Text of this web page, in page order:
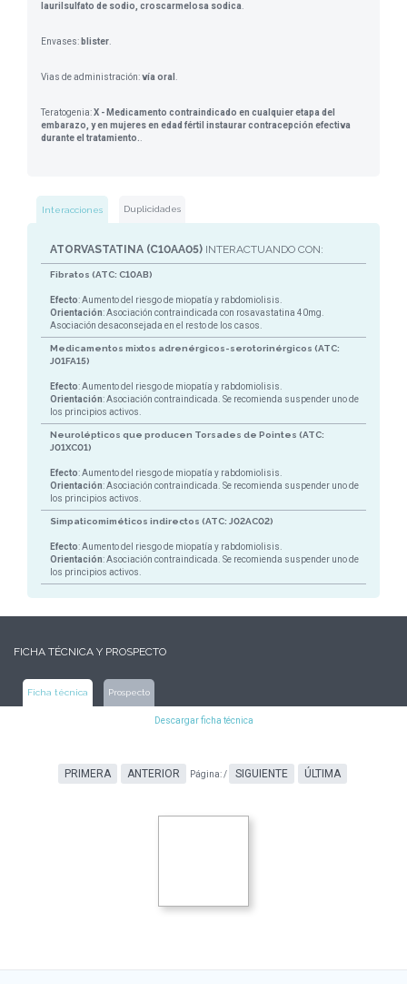
laurilsulfato de sodio, croscarmelosa sodica
Envases: blister
Vias de administración:vía oral
Teratogenia:X - Medicamento contraindicado en cualquier etapa del
embarazo, y en mujeres en edad fértil instaurar contracepción efectiva
durante el tratamiento.
Interacciones Duplicidades
ATORVASTATINA (C10AA05) INTERACTUANDO CON:
Fibratos (ATC: C10AB)
Efecto: Aumento del riesgo de miopatía y rabdomiolisis.
Orientación: Asociación contraindicada con rosavastatina 40mg.
Asociación desaconsejada en el resto de los casos.
Medicamentos mixtos adrenérgicos-serotorinérgicos (ATC:
J01FA15)
Efecto: Aumento del riesgo de miopatía y rabdomiolisis.
Orientación: Asociación contraindicada. Se recomienda suspender uno de
los principios activos.
Neurolépticos que producen Torsades de Pointes (ATC:
J01XC01)
Efecto: Aumento del riesgo de miopatía y rabdomiolisis.
Orientación: Asociación contraindicada. Se recomienda suspender uno de
los principios activos.
Simpaticomiméticos indirectos (ATC: J02AC02)
Efecto: Aumento del riesgo de miopatía y rabdomiolisis.
Orientación: Asociación contraindicada. Se recomienda suspender uno de
los principios activos.
FICHA TÉCNICA Y PROSPECTO
Ficha técnica Prospecto
Descargar ficha técnica
PRIMERA ANTERIOR Página:/ SIGUIENTE ÚLTIMA